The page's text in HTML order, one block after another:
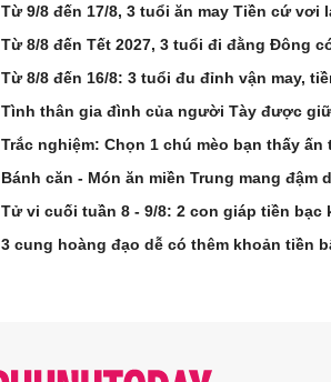
Từ 9/8 đến 17/8, 3 tuổi ăn may Tiền cứ vơi
Từ 8/8 đến Tết 2027, 3 tuổi đi đằng Đông
Từ 8/8 đến 16/8: 3 tuổi đu đỉnh vận may,
Tình thân gia đình của người Tày được
Trắc nghiệm: Chọn 1 chú mèo bạn thấy
Bánh căn - Món ăn miền Trung mang đậm
Tử vi cuối tuần 8 - 9/8: 2 con giáp tiền
3 cung hoàng đạo dễ có thêm khoản tiền